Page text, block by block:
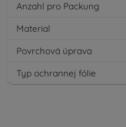
Anzahl pro Packung
Material
Povrchová úprava
Typ ochrannej fólie